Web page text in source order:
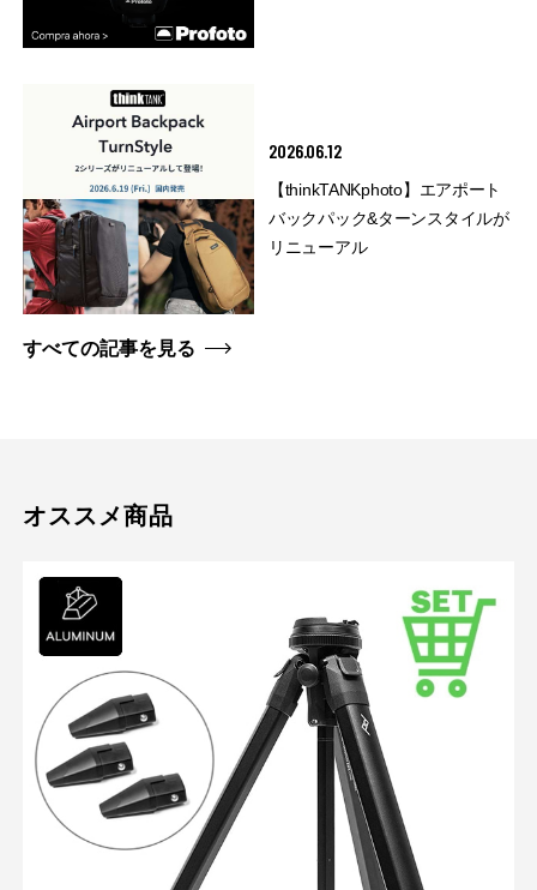
2026.06.12
【thinkTANKphoto】エアポート
バックパック&ターンスタイルが
リニューアル
すべての記事を見る
オススメ商品